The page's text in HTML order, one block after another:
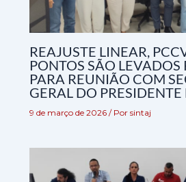
REAJUSTE LINEAR,
PONTOS SÃO LEVADOS
PARA REUNIÃO COM
GERAL DO PRESIDENTE
9 de março de 2026 / Por sintaj